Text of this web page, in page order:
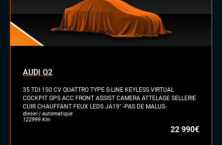
AUDI Q2
35 TDI 150 CV QUATTRO TYPE S-LINE KEYLESS VIRTUAL
COCKPIT GPS ACC FRONT ASSIST CAMERA ATTELAGE SELLERIE
CUIR CHAUFFANT FEUX LEDS JA19" -PAS DE MALUS-
diesel | automatique
122999 Km
22 990€